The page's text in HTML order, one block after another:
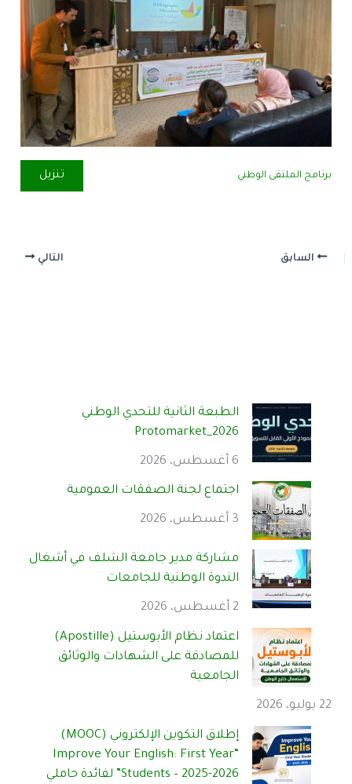
الطبعة الثانية للتحدي الوطني
Protomarket_2026
6 أغسطس، 2026
اجتماع لجنة الصفقات العمومية
3 أغسطس، 2026
مشاركة مدير جامعة الشلف في أشغال
الندوة الوطنية للجامعات
2 أغسطس، 2026
اعتماد نظام الأبوستيل (Apostille)
للمصادقة على الشهادات والوثائق
الجامعية
22 يوليو، 2026
إطلاق التكوين الإلكتروني (MOOC)
“Improve Your English: First Year
Students – 2025-2026” لفائدة حاملي
برنامج الملتقى الوطني تنزيل
السابق التالي